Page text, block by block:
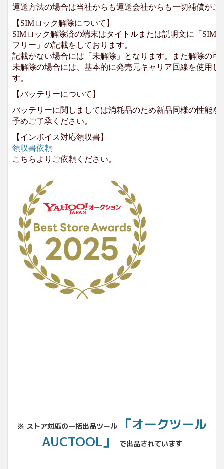
運送方法の場合は当社からも運送会社からも一切補償がご
【SIMロック解除について】
SIMロック解除済の端末はタイトルまたは説明文に「SIM
フリー」の記載をしております。
記載がない場合には「未解除」となります。また解除の可
未解除の場合には、基本的に発売元キャリア回線を使用
す。
【バッテリーについて】
バッテリーに関しましては消耗品のため新品同様の性能
予めご了承ください。
【インボイス対応領収書】
領収書依頼
こちらよりご依頼ください。
※ ストア対応の一括出品ツール
「オークツール
AUCTOOL」
で出品されています